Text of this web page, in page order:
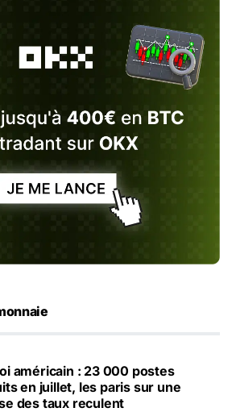
américain : 23 000 postes
en juillet, les paris sur une
des taux reculent